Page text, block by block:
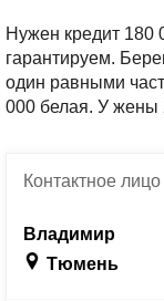
Нужен кредит 180
гарантируем.
один равными
000 белая. У жены
Контактноелицо
Владимир
Тюмень